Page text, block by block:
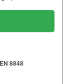
8848